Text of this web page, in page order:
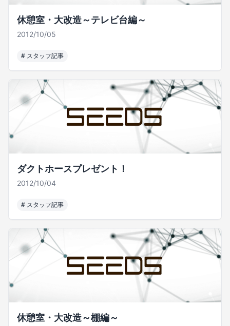
休憩室・大改造～テレビ台編～
2012/10/05
# スタッフ記事
ダクトホースプレゼント！
2012/10/04
# スタッフ記事
休憩室・大改造～棚編～